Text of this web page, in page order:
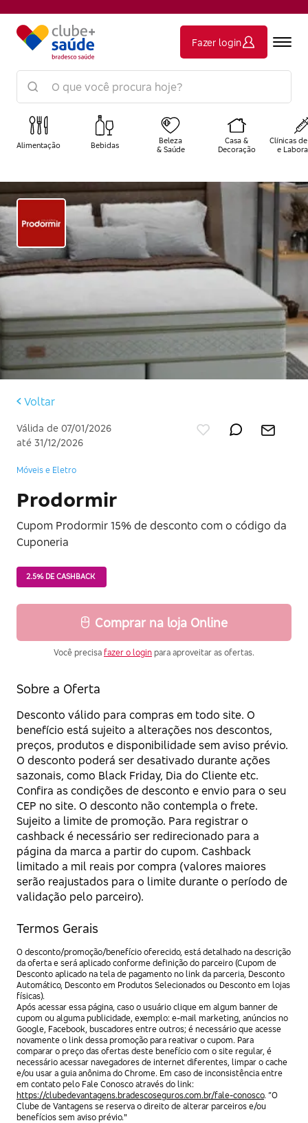
Fazer login
Alimentação Bebidas
Beleza
& Saúde
Casa &
Decoração
Clínicas
e
Voltar
Válida de 07/01/2026
até 31/12/2026
Móveis e Eletro
Prodormir
Cupom Prodormir 15% de desconto com o código da
Cuponeria
2.5% DE CASHBACK
Comprar na loja Online
Você precisa fazer o login para aproveitar as ofertas.
Sobre a Oferta
Desconto válido para compras em todo site. O
benefício está sujeito a alterações nos descontos,
preços, produtos e disponibilidade sem aviso prévio.
O desconto poderá ser desativado durante ações
sazonais, como Black Friday, Dia do Cliente etc.
Confira as condições de desconto e envio para o seu
CEP no site. O desconto não contempla o frete.
Sujeito a limite de promoção. Para registrar o
cashback é necessário ser redirecionado para a
página da marca a partir do cupom. Cashback
limitado a mil reais por compra (valores maiores
serão reajustados para o limite durante o período de
validação pelo parceiro).
Termos Gerais
O desconto/promoção/benefício oferecido, está detalhado na descrição
da oferta e será aplicado conforme definição do parceiro (Cupom de
Desconto aplicado na tela de pagamento no link da parceria, Desconto
Automático, Desconto em Produtos Selecionados ou Desconto em lojas
físicas).
Após acessar essa página, caso o usuário clique em algum banner de
cupom ou alguma publicidade, exemplo: e-mail marketing, anúncios no
Google, Facebook, buscadores entre outros; é necessário que acesse
novamente o link dessa promoção para reativar o cupom. Para
comparar o preço das ofertas deste benefício com o site regular, é
necessário acessar navegadores de internet diferentes, limpar o cache
e/ou usar a guia anônima do Chrome. Em caso de inconsistência entre
em contato pelo Fale Conosco através do link:
https://clubedevantagens.bradescoseguros.com.br/fale-conosco. “O
Clube de Vantagens se reserva o direito de alterar parceiros e/ou
benefícios sem aviso prévio."